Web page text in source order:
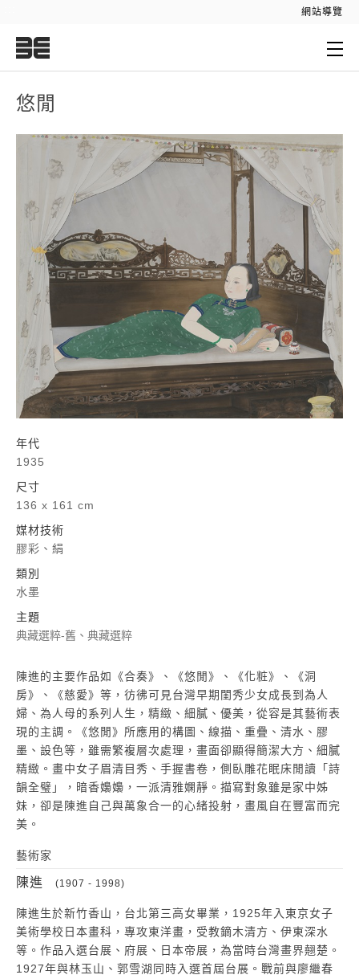
網站導覽
悠閒
年代
1935
尺寸
136 x 161 cm
媒材技術
膠彩、絹
類別
水墨
主題
典藏選粹-舊、典藏選粹
陳進的主要作品如《合奏》、《悠閒》、《化粧》、《洞
房》、《慈愛》等，彷彿可見台灣早期閨秀少女成長到為人
婦、為人母的系列人生，精緻、細膩、優美，從容是其藝術表
現的主調。《悠閒》所應用的構圖、線描、重疊、清水、膠
墨、設色等，雖需繁複層次處理，畫面卻顯得簡潔大方、細膩
精緻。畫中女子眉清目秀、手握書卷，側臥雕花眠床閒讀「詩
韻全璧」，暗香嬝嬝，一派清雅嫻靜。描寫對象雖是家中姊
妹，卻是陳進自己與萬象合一的心緒投射，畫風自在豐富而完
美。
藝術家
陳進 (1907 - 1998)
陳進生於新竹香山，台北第三高女畢業，1925年入東京女子
美術學校日本畫科，專攻東洋畫，受教鏑木清方、伊東深水
等。作品入選台展、府展、日本帝展，為當時台灣畫界翹楚。
1927年與林玉山、郭雪湖同時入選首屆台展。戰前與廖繼春